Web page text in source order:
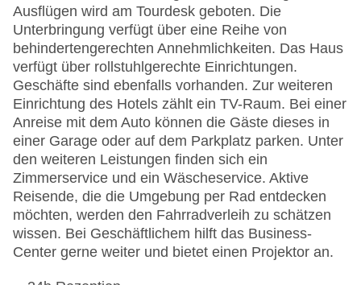
Ausflügen wird am Tourdesk geboten. Die
Unterbringung verfügt über eine Reihe von
behindertengerechten Annehmlichkeiten. Das Haus
verfügt über rollstuhlgerechte Einrichtungen.
Geschäfte sind ebenfalls vorhanden. Zur weiteren
Einrichtung des Hotels zählt ein TV-Raum. Bei einer
Anreise mit dem Auto können die Gäste dieses in
einer Garage oder auf dem Parkplatz parken. Unter
den weiteren Leistungen finden sich ein
Zimmerservice und ein Wäscheservice. Aktive
Reisende, die die Umgebung per Rad entdecken
möchten, werden den Fahrradverleih zu schätzen
wissen. Bei Geschäftlichem hilft das Business-
Center gerne weiter und bietet einen Projektor an.